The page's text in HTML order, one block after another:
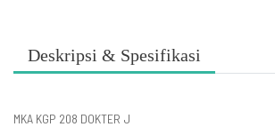
Deskripsi & Spesifikasi
MKA KGP 208 DOKTER J